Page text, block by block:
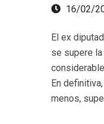
16/02/
El ex
se supere
En
menos,